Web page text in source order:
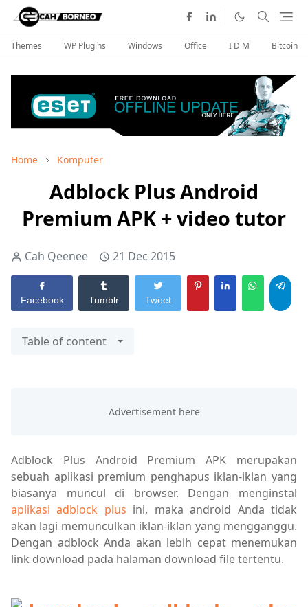
Themes WP Plugins Windows Office I D M Bitcoin
Home Komputer
Adblock Plus Android
Premium APK + video tutor
Cah Qeenee 21 Dec 2015
Facebook Tumblr Tweet
Table of content
Adblock Plus Android Premium APK merupakan
sebuah aplikasi premium penghapus iklan-iklan yang
biasanya muncul di browser. Dengan menginstal
aplikasi adblock plus ini, maka android Anda tidak
akan lagi memunculkan iklan-iklan yang mengganggu.
Dengan adblock Anda akan lebih cepat menemukan
link download pada halaman download file tertentu.